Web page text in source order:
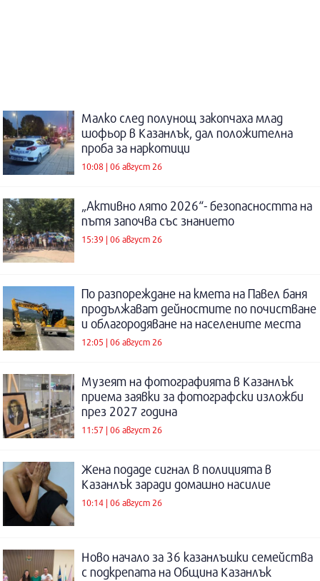
Малко след полунощ закопчаха млад
шофьор в Казанлък, дал положителна
проба за наркотици
10:08 | 06 август 26
„Активно лято 2026“- безопасността на
пътя започва със знанието
15:39 | 06 август 26
По разпореждане на кмета на Павел баня
продължават дейностите по почистване
и облагородяване на населените места
12:05 | 06 август 26
Музеят на фотографията в Казанлък
приема заявки за фотографски изложби
през 2027 година
11:57 | 06 август 26
Жена подаде сигнал в полицията в
Казанлък заради домашно насилие
10:14 | 06 август 26
Ново начало за 36 казанлъшки семейства
с подкрепата на Община Казанлък